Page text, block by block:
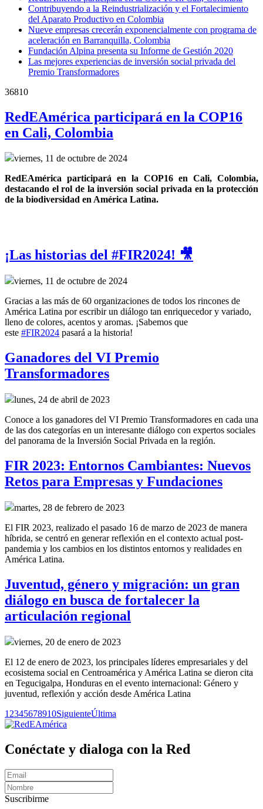
Contribuyendo a la Reindustrialización y el Fortalecimiento
del Aparato Productivo en Colombia
Nueve empresas crecerán exponencialmente con programa de
aceleración en Barranquilla, Colombia
Fundación Alpina presenta su Informe de Gestión 2020
Las mejores experiencias de inversión social privada del
Premio Transformadores
36810
RedEAmérica participará en la COP16
en Cali, Colombia
viernes, 11 de octubre de 2024
RedEAmérica participará en la COP16 en Cali, Colombia,
destacando el rol de la inversión social privada en la protección
de la biodiversidad en América Latina.
¡Las historias del #FIR2024! 🎥
viernes, 11 de octubre de 2024
Gracias a las más de 60 organizaciones de todos los rincones de
América Latina por escribir un diálogo tan enriquecedor y variado,
lleno de colores, acentos y aromas. ¡Sabemos que
este #FIR2024 pasará a la historia!
Ganadores del VI Premio
Transformadores
lunes, 24 de abril de 2023
Conoce a los ganadores del VI Premio Transformadores en cada una
de las dos categorías en un interesante diálogo con expertos sociales
del panorama de la Inversión Social Privada en la región.
FIR 2023: Entornos Cambiantes: Nuevos
Retos para Empresas y Fundaciones
martes, 28 de febrero de 2023
El FIR 2023, realizado el pasado 16 de marzo de 2023 de manera
híbrida, se centró en generar reflexión en el contexto actual post-
pandemia y los cambios en los distintos entornos y realidades en
América Latina.
Juventud, género y migración: un gran
diálogo en busca de fortalecer la
articulación regional
viernes, 20 de enero de 2023
El 12 de enero de 2023, los principales líderes empresariales y del
ecosistema social en Centroamérica y América Latina se dieron cita
en Tegucigalpa, Honduras en el evento internacional: Género y
juventud, reflexión y acción desde América Latina
1 2345678910SiguienteÚltima
Conéctate y dialoga con la Red
Suscribirme